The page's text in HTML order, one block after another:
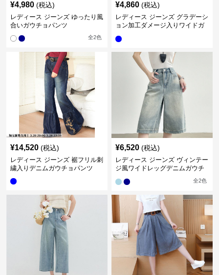
¥4,980 (税込)
レディース ジーンズ ゆったり風
合いガウチョパンツ
全2色
¥4,860 (税込)
レディース ジーンズ グラデーシ
ョン加工ダメージ入りワイドガ
¥14,520 (税込)
レディース ジーンズ 裾フリル刺
繍入りデニムガウチョパンツ
¥6,520 (税込)
レディース ジーンズ ヴィンテー
ジ風ワイドレッグデニムガウチ
全2色